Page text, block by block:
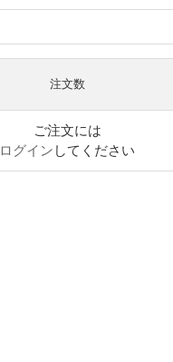
注文数
ご注文には
ログイン してください